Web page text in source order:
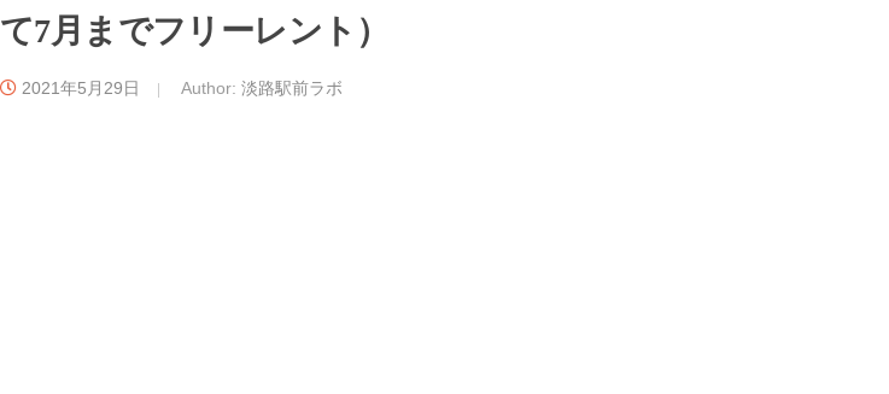
て7月までフリーレント）
2021年5月29日 Author: 淡路駅前ラボ